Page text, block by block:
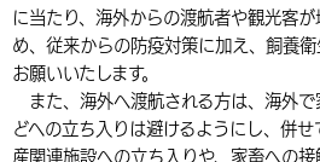
言語を選択
英語（English）
中国語（繁体字）
福祉・介護 健康
環境・衛生 生涯
入札・契約 産業
農林水産業
都市整備
子育て・教育
施設情報
手当・助成 健康
観光・移住
観光なび スポ
市政情報
に当たり、海外からの渡航者や観光客
め、従来からの防疫対策に加え、飼養
お願いいたします。
また、海外へ渡航される方は、海外で
どへの立ち入りは避けるようにし、併
産関連施設への立ち入りや、家畜への